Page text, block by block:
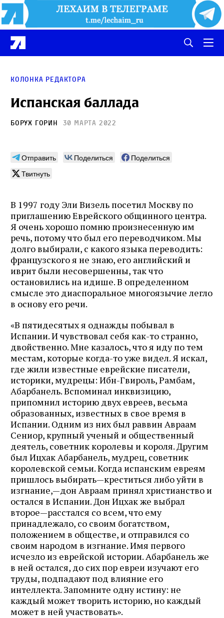
Колонка редактора
Испанская баллада
Борух Горин 30 марта 2022
Отправить Поделиться
Поделиться
Твитнуть
В 1997 году Эли Визель посетил Москву по
приглашению Еврейского общинного центра.
Я очень хорошо помню произнесенную им
речь, потому что был его переводчиком. Мы
долго выбирали, с какого языка переводить:
французского я не знаю, его английский и
иврит были несовершенны, так что
остановились на идише. В определенном
смысле это диаспоральное многоязычие легло
в основу его речи.
«В пятидесятых я однажды побывал в
Испании. И чувст­вовал себя как-то странно,
двойственно. Мне казалось, что я иду по тем
местам, которые когда-то уже видел. Я искал,
где жили известные еврейские писатели,
историки, муд­рецы: Ибн-Гвироль, Рамбам,
Абарбанель. Вспоминал инквизицию,
припомнил историю двух евреев, весьма
образованных, известных в свое время в
Испании. Одним из них был раввин Авраам
Сениор, крупный ученый и общест­венный
деятель, советник королевы и короля. Другим
был Ицхак Абарбанель, мудрец, советник
королевской семьи. Когда испанским евреям
пришлось выбирать — ​крес­титься либо уйти в
изгнание, — ​дон Авраам принял хрис­тианство и
остался в Испании. Дон Ицхак же выбрал
второе — ​расстался со всем, что ему
принадлежало, со своим богатством,
положением в обществе, и отправился со
своим народом в изгнание. Имя первого
исчезло из еврейской истории. Абарбанель же
в ней остался, до сих пор евреи изуча­ют его
труды, подпадают под влияние его
интеллекта. Запомните одну истину: не
каждый может творить историю, но каждый
может в ней участвовать».